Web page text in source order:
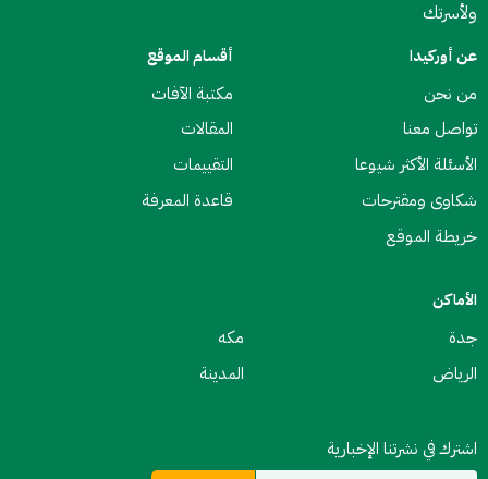
ولأسرتك
عن أوركيدا
من نحن
تواصل معنا
الأسئلة الأكثر شيوعا
شكاوى ومقترحات
خريطة الموقع
أقسام الموقع
مكتبة الآفات
المقالات
التقييمات
قاعدة المعرفة
الأماكن
جدة
مكه
الرياض
المدينة
اشترك في نشرتنا الإخبارية